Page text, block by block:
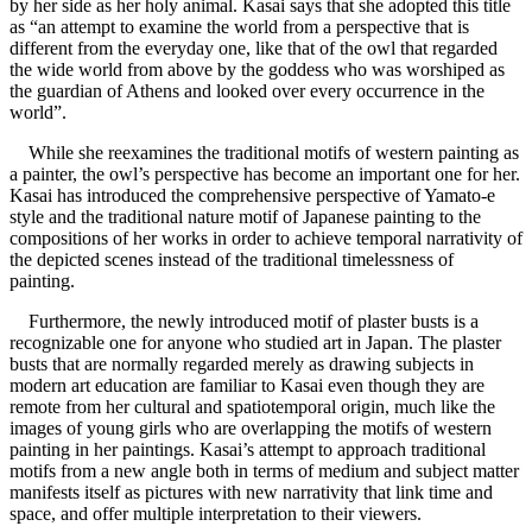
by her side as her holy animal. Kasai says that she adopted this title
as “an attempt to examine the world from a perspective that is
different from the everyday one, like that of the owl that regarded
the wide world from above by the goddess who was worshiped as
the guardian of Athens and looked over every occurrence in the
world”.
While she reexamines the traditional motifs of western painting as
a painter, the owl’s perspective has become an important one for her.
Kasai has introduced the comprehensive perspective of Yamato-e
style and the traditional nature motif of Japanese painting to the
compositions of her works in order to achieve temporal narrativity of
the depicted scenes instead of the traditional timelessness of
painting.
Furthermore, the newly introduced motif of plaster busts is a
recognizable one for anyone who studied art in Japan. The plaster
busts that are normally regarded merely as drawing subjects in
modern art education are familiar to Kasai even though they are
remote from her cultural and spatiotemporal origin, much like the
images of young girls who are overlapping the motifs of western
painting in her paintings. Kasai’s attempt to approach traditional
motifs from a new angle both in terms of medium and subject matter
manifests itself as pictures with new narrativity that link time and
space, and offer multiple interpretation to their viewers.